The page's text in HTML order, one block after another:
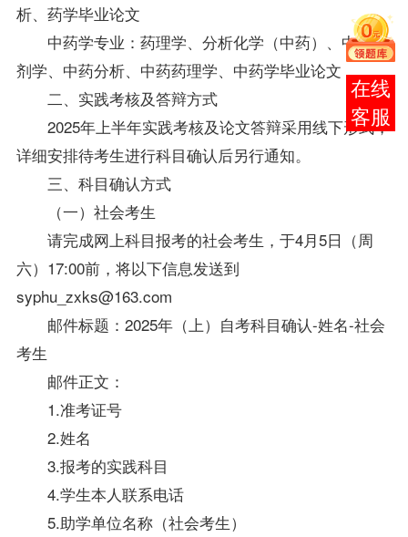
析、药学毕业论文
中药学专业：药理学、分析化学（中药）、中药药
剂学、中药分析、中药药理学、中药学毕业论文
二、实践考核及答辩方式
2025年上半年实践考核及论文答辩采用线下形式，
详细安排待考生进行科目确认后另行通知。
三、科目确认方式
（一）社会考生
请完成网上科目报考的社会考生，于4月5日（周
六）17:00前，将以下信息发送到
syphu_zxks@163.com
邮件标题：2025年（上）自考科目确认-姓名-社会
考生
邮件正文：
1.准考证号
2.姓名
3.报考的实践科目
4.学生本人联系电话
5.助学单位名称（社会考生）
在线
客服